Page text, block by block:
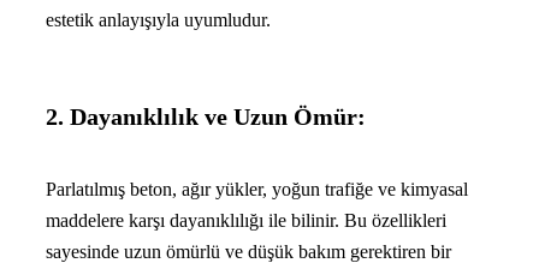
estetik anlayışıyla uyumludur.
2. Dayanıklılık ve Uzun Ömür:
Parlatılmış beton, ağır yükler, yoğun trafiğe ve kimyasal
maddelere karşı dayanıklılığı ile bilinir. Bu özellikleri
sayesinde uzun ömürlü ve düşük bakım gerektiren bir